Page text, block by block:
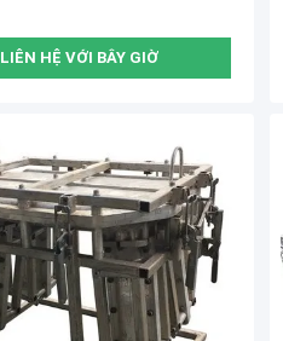
LIÊN HỆ VỚI BÂY GIỜ